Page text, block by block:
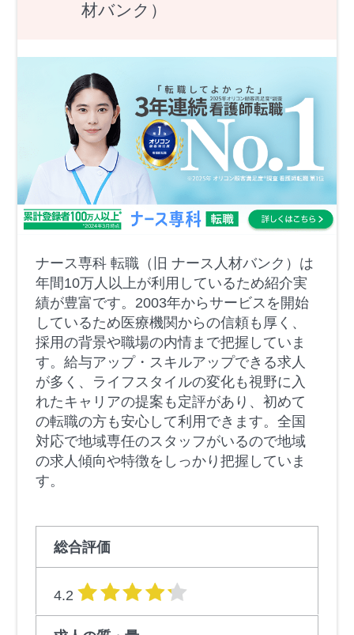
材バンク）
ナース専科 転職（旧 ナース人材バンク）は
年間10万人以上が利用しているため紹介実
績が豊富です。2003年からサービスを開始
しているため医療機関からの信頼も厚く、
採用の背景や職場の内情まで把握していま
す。給与アップ・スキルアップできる求人
が多く、ライフスタイルの変化も視野に入
れたキャリアの提案も定評があり、初めて
の転職の方も安心して利用できます。全国
対応で地域専任のスタッフがいるので地域
の求人傾向や特徴をしっかり把握していま
す。
総合評価
4.2